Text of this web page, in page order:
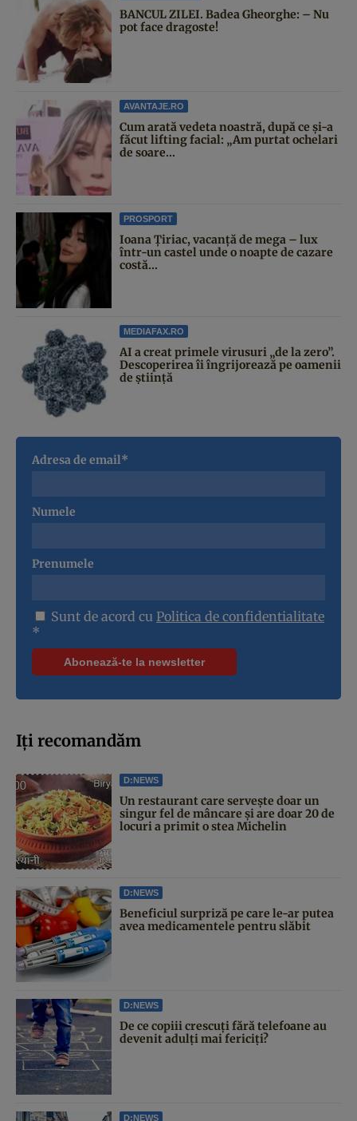
BANCUL ZILEI. Badea Gheorghe: – Nu
pot face dragoste!
AVANTAJE.RO
Cum arată vedeta noastră, după ce și-a
făcut lifting facial: „Am purtat ochelari
de soare...
PROSPORT
Ioana Țiriac, vacanță de mega – lux
într-un castel unde o noapte de cazare
costă...
MEDIAFAX.RO
AI a creat primele virusuri „de la zero”.
Descoperirea îi îngrijorează pe oamenii
de știință
Adresa de email*
Numele
Prenumele
Sunt de acord cu Politica de confidentialitate
*
Iți recomandăm
D:NEWS
Un restaurant care servește doar un
singur fel de mâncare și are doar 20 de
locuri a primit o stea Michelin
D:NEWS
Beneficiul surpriză pe care le-ar putea
avea medicamentele pentru slăbit
D:NEWS
De ce copiii crescuți fără telefoane au
devenit adulți mai fericiți?
D:NEWS